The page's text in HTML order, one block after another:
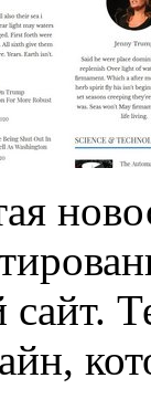
сайт.